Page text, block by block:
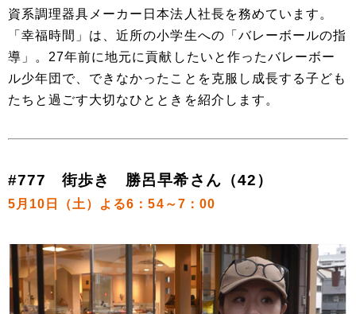
資系調理器具メーカー日本法人社長を務めています。
「幸福時間」は、近所の小学生への「バレーボールの指
導」。27年前に地元に貢献したいと作ったバレーボー
ル少年団で、できなかったことを克服し成長する子ども
たちと過ごす大切なひとときを紹介します。
#777 街歩き 勝呂早希さん（42）
5月10日（土）よる6：54～7：00